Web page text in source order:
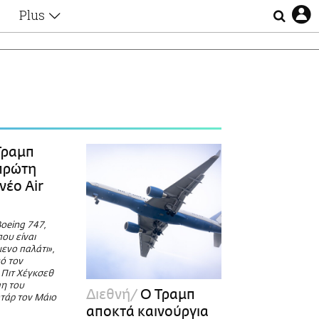
Plus
Οι Αθηναίοι
Απώλειες
Lgbtqi+
Air
747,
είναι
παλάτι»,
τον
Χέγκσεθ
του
τον Μάιο
Διεθνή O Τραμπ
αποκτά καινούργια